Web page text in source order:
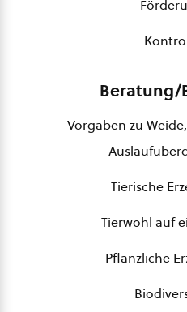
Beratung/
Vorgaben zu
Tierische
Tierwohl auf
Pflanzliche